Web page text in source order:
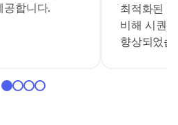
공합니다.
최적화된
비해 시퀀
향상되었습